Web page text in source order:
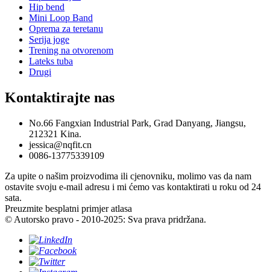
Hip bend
Mini Loop Band
Oprema za teretanu
Serija joge
Trening na otvorenom
Lateks tuba
Drugi
Kontaktirajte nas
No.66 Fangxian Industrial Park, Grad Danyang, Jiangsu,
212321 Kina.
jessica@nqfit.cn
0086-13775339109
Za upite o našim proizvodima ili cjenovniku, molimo vas da nam
ostavite svoju e-mail adresu i mi ćemo vas kontaktirati u roku od 24
sata.
Preuzmite besplatni primjer atlasa
© Autorsko pravo - 2010-2025: Sva prava pridržana.